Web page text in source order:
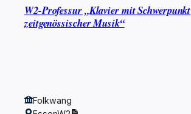
W2-Professur „Klavier mit Schwerpunkt
zeitgenössischer Musik“
Folkwang